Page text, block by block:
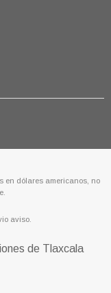
en dólares americanos, no
aviso.
de Tlaxcala